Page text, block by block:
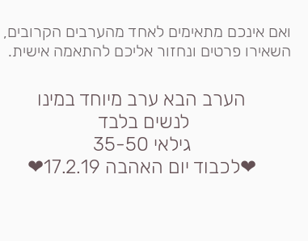
ואם אינכם מתאימים לאחד מהערבים הקרובים,
השאירו פרטים ונחזור אליכם להתאמה אישית.
הערב הבא ערב מיוחד במינו
לנשים בלבד
גילאי 35-50
❤לכבוד יום האהבה 17.2.19❤